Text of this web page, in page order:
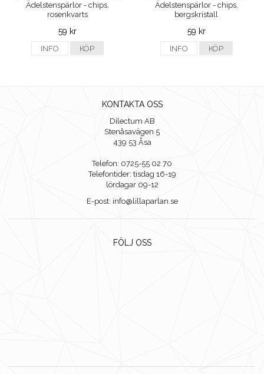
Ädelstenspärlor - chips,
rosenkvarts
59 kr
INFO KÖP
Ädelstenspärlor - chips,
bergskristall
59 kr
INFO KÖP
KONTAKTA OSS
Dilectum AB
Stenåsavägen 5
439 53 Åsa
Telefon: 0725-55 02 70
Telefontider: tisdag 16-19
lördagar 09-12
E-post: info@lillaparlan.se
FÖLJ OSS